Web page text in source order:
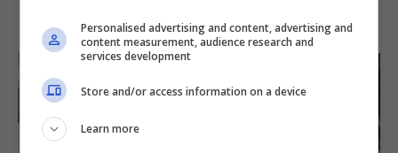
Personalised advertising and content, advertising and
content measurement, audience research and
services development
Store and/or access information on a device
Learn more